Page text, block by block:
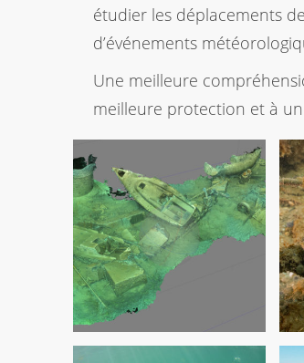
étudier les déplacements
d’événements
Une meilleure
meilleure protection et à